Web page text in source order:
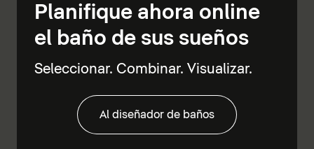
Planifique ahora online
el baño de sus sueños
Seleccionar. Combinar. Visualizar.
Al diseñador de baños